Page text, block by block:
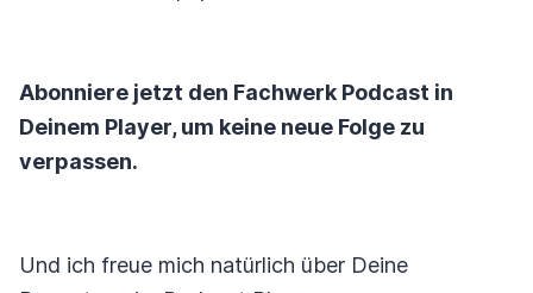
Abonniere jetzt den Fachwerk Podcast in
Deinem Player, um keine neue Folge zu
verpassen.
Und ich freue mich natürlich über Deine